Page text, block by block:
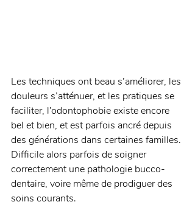
Les techniques ont beau s’améliorer, les
douleurs s’atténuer, et les pratiques se
faciliter, l’odontophobie existe encore
bel et bien, et est parfois ancré depuis
des générations dans certaines familles.
Difficile alors parfois de soigner
correctement une pathologie bucco-
dentaire, voire même de prodiguer des
soins courants.